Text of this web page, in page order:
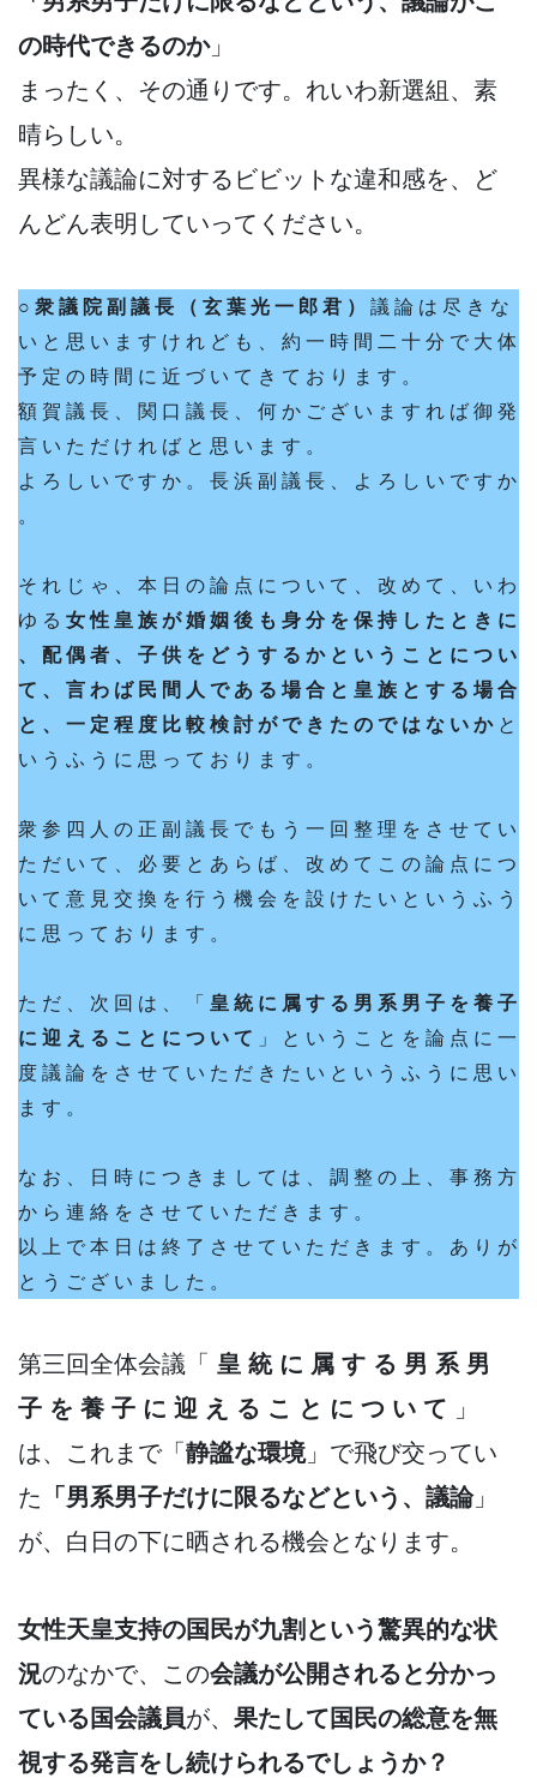
の時代できるのか」
まったく、その通りです。れいわ新選組、素
晴らしい。
異様な議論に対するビビットな違和感を、ど
んどん表明していってください。
○ 衆 議 院 副 議 長 （ 玄 葉 光 一 郎 君 ）
議 論 は 尽 き な
い と 思 い ま す け れ ど も 、 約 一 時 間 二 十 分 で 大 体
予 定 の 時 間 に 近 づ い て き て お り ま す 。
額 賀 議 長 、 関 口 議 長 、 何 か ご ざ い ま す れ ば 御 発
言 い た だ け れ ば と 思 い ま す 。
よ ろ し い で す か 。 長 浜 副 議 長 、 よ ろ し い で す か
。
そ れ じ ゃ 、 本 日 の 論 点 に つ い て 、 改 め て 、 い わ
ゆ る 女 性 皇 族 が 婚 姻 後 も 身 分 を 保 持 し た と き に
、 配 偶 者 、 子 供 を ど う す る か と い う こ と に つ い
て 、 言 わ ば 民 間 人 で あ る 場 合 と 皇 族 と す る 場 合
と 、 一 定 程 度 比 較 検 討 が で き た の で は な い かと
い う ふ う に 思 っ て お り ま す 。
衆 参 四 人 の 正 副 議 長 で も う 一 回 整 理 を さ せ て い
た だ い て 、 必 要 と あ ら ば 、 改 め て こ の 論 点 に つ
い て 意 見 交 換 を 行 う 機 会 を 設 け た い と い う ふ う
に 思 っ て お り ま す 。
た だ 、 次 回 は 、 「 皇 統 に 属 す る 男 系 男 子 を 養 子
に 迎 え る こ と に つ い て 」 と い う こ と を 論 点 に 一
度 議 論 を さ せ て い た だ き た い と い う ふ う に 思 い
ま す 。
な お 、 日 時 に つ き ま し て は 、 調 整 の 上 、 事 務 方
か ら 連 絡 を さ せ て い た だ き ま す 。
以 上 で 本 日 は 終 了 さ せ て い た だ き ま す 。 あ り が
と う ご ざ い ま し た 。
第三回全体会議「 皇 統 に 属 す る 男 系 男
子 を 養 子 に 迎 え る こ と に つ い て
」
は、これまで「 静謐な環境」で飛び交ってい
た 「男系男子だけに限るなどという、議論」
が、白日の下に晒される機会となります。
女性天皇支持の国民が九割という驚異的な状
況のなかで、この会議が公開されると分かっ
ている国会議員が、 果たして国民の総意を無
視する発言をし続けられるでしょうか？